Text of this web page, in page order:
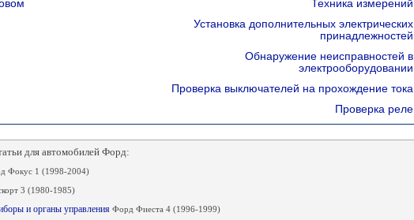
Техника измерений
Установка дополнительных электрических
принадлежностей
Обнаружение неисправностей в
электрооборудовании
Проверка выключателей на прохождение тока
Проверка реле
для автомобилей Форд:
Фокус 1 (1998-2004)
3 (1980-1985)
и органы управления Форд Фиеста 4 (1996-1999)